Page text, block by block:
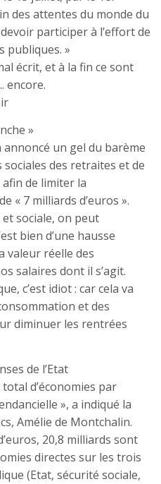
des attentes du monde du
participer à l’effort de
publiques. »
écrit, et à la fin ce sont
encore.
»
un gel du barème
des retraites et de
de limiter la
« 7 milliards d’euros ».
et sociale, on peut
bien d’une hausse
valeur réelle des
salaires dont il s’agit.
c’est idiot : car cela va
et des
diminuer les rentrées
de l’Etat
d’économies par
», a indiqué la
Amélie de Montchalin.
20,8 milliards sont
directes sur les trois
(Etat, sécurité sociale,